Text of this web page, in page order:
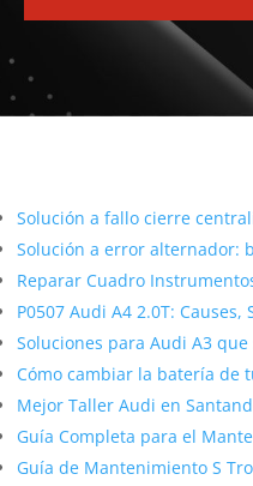
Solución a fallo cierre
Solución a error alternador:
Reparar Cuadro
P0507 Audi A4 2.0T: Causes,
Soluciones para Audi A3
Cómo cambiar la batería de
Mejor Taller Audi en
Guía Completa para el
Guía de Mantenimiento S